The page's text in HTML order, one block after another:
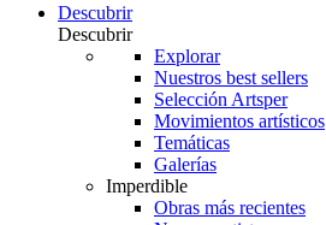
Descubrir
Descubrir
Explorar
Nuestros best sellers
Selección Artsper
Movimientos artísticos
Temáticas
Galerías
Imperdible
Obras más recientes